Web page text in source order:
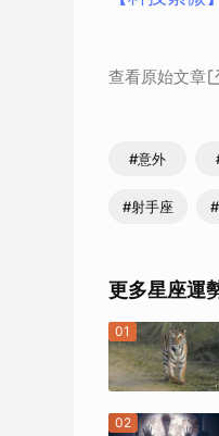
查看原始文章
#意外
#射手座
更多星座運
01
02